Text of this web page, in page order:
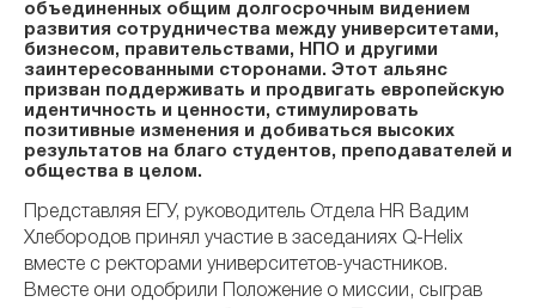
объединенных общим долгосрочным видением
развития сотрудничества между университетами,
бизнесом, правительствами, НПО и другими
заинтересованными сторонами. Этот альянс
призван поддерживать и продвигать европейскую
идентичность и ценности, стимулировать
позитивные изменения и добиваться высоких
результатов на благо студентов, преподавателей и
общества в целом.
Представляя ЕГУ, руководитель Отдела HR Вадим
Хлебородов принял участие в заседаниях Q-Helix
вместе с ректорами университетов-участников.
Вместе они одобрили Положение о миссии, сыграв